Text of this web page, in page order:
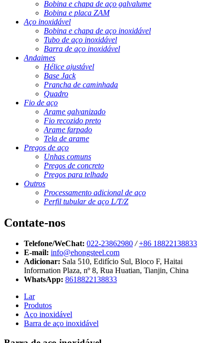
Bobina e chapa de aço galvalume
Bobina e placa ZAM
Aço inoxidável
Bobina e chapa de aço inoxidável
Tubo de aço inoxidável
Barra de aço inoxidável
Andaimes
Hélice ajustável
Base Jack
Prancha de caminhada
Quadro
Fio de aço
Arame galvanizado
Fio recozido preto
Arame farpado
Tela de arame
Pregos de aço
Unhas comuns
Pregos de concreto
Pregos para telhado
Outros
Processamento adicional de aço
Perfil tubular de aço L/T/Z
Contate-nos
Telefone/WeChat: 022-23862980 / +86 18822138833
E-mail: info@ehongsteel.com
Adicionar: Sala 510, Edifício Sul, Bloco F, Haitai
Information Plaza, nº 8, Rua Huatian, Tianjin, China
WhatsApp: 8618822138833
Lar
Produtos
Aço inoxidável
Barra de aço inoxidável